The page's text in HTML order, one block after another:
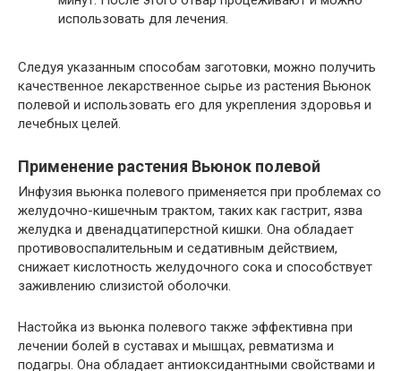
использовать для лечения.
Следуя указанным способам заготовки, можно получить
качественное лекарственное сырье из растения Вьюнок
полевой и использовать его для укрепления здоровья и
лечебных целей.
Применение растения Вьюнок полевой
Инфузия вьюнка полевого применяется при проблемах со
желудочно-кишечным трактом, таких как гастрит, язва
желудка и двенадцатиперстной кишки. Она обладает
противовоспалительным и седативным действием,
снижает кислотность желудочного сока и способствует
заживлению слизистой оболочки.
Настойка из вьюнка полевого также эффективна при
лечении болей в суставах и мышцах, ревматизма и
подагры. Она обладает антиоксидантными свойствами и